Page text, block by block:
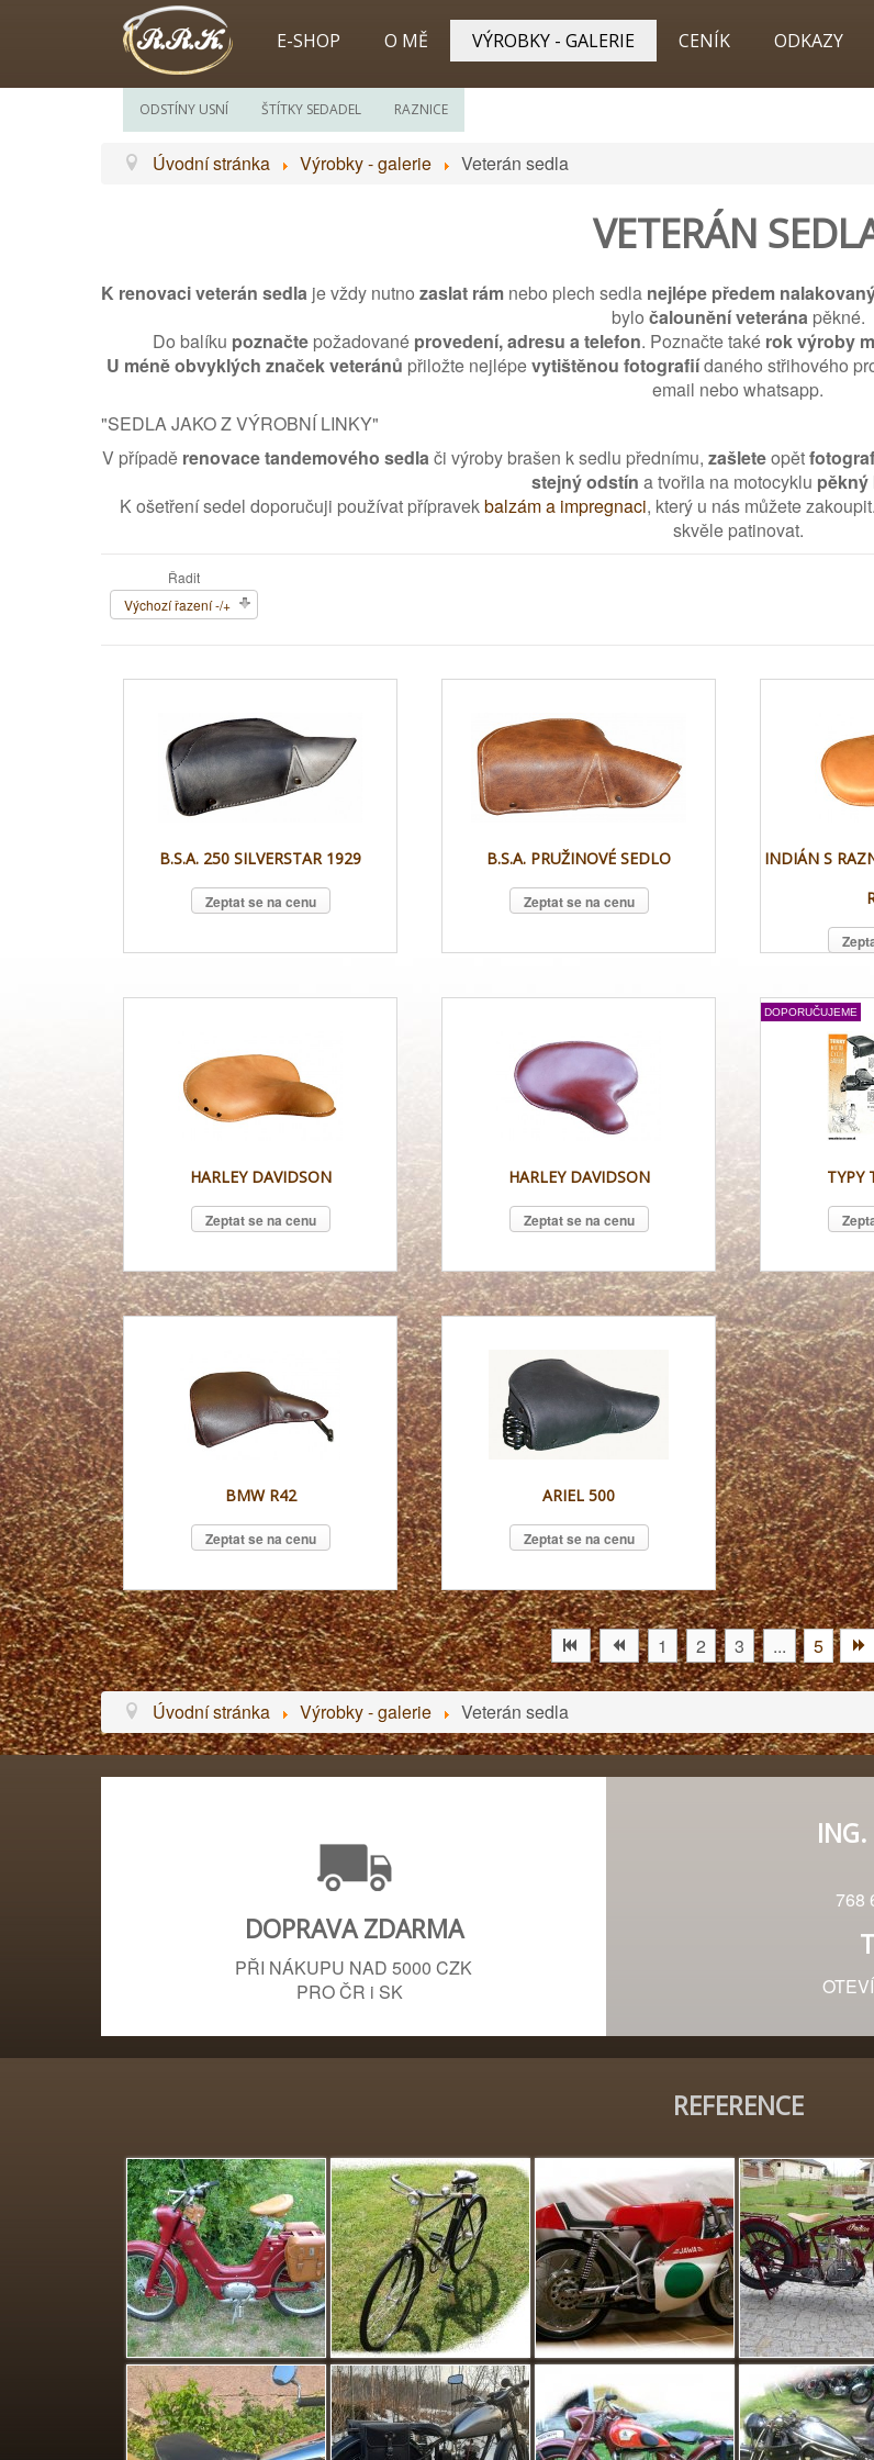
E-SHOP O MĚ VÝROBKY - GALERIE CENÍK ODKAZY
ODSTÍNY USNÍ ŠTÍTKY SEDADEL RAZNICE
Úvodní stránka Výrobky - galerie Veterán sedla
VETERÁN
K renovaci veterán sedla je vždy nutno zaslat rám nebo plech sedla nejlépe předem
bylo čalounění veteránapěkné.
Do balíku poznačtepožadované provedení, adresu a telefon. Poznačte takérok výroby
U méně obvyklých značek veteránů přiložte nejlépevytištěnou fotografiídaného střihového
email nebo whatsapp.
"SEDLA JAKO Z VÝROBNÍ LINKY"
V případě renovace tandemového sedlači výroby brašen k sedlu přednímu, zašleteopět
stejný odstín a tvořila na motocyklu pěkný
K ošetření sedel doporučuji používat přípravekbalzám a impregnaci, který u nás můžete
skvěle patinovat.
Řadit
Výchozí řazení -/+
B.S.A. 250 SILVERSTAR 1929
Zeptat se na cenu
B.S.A. PRUŽINOVÉ SEDLO
Zeptat se na cenu
INDIÁN S
HARLEY DAVIDSON
Zeptat se na cenu
HARLEY DAVIDSON
Zeptat se na cenu
DOPORUČUJEME
TYPY
BMW R42
Zeptat se na cenu
ARIEL 500
Zeptat se na cenu
1 2 3 ... 5
Úvodní stránka Výrobky - galerie Veterán sedla
DOPRAVA ZDARMA
PŘI NÁKUPU NAD 5000 CZK
PRO ČR i SK
ING.
768
REFERENCE